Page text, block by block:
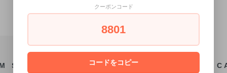
STAFF
クーポンコード
8801
コードをコピー